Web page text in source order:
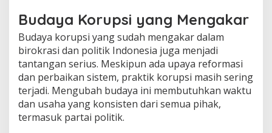
Budaya Korupsi yang Mengakar
Budaya korupsi yang sudah mengakar dalam
birokrasi dan politik Indonesia juga menjadi
tantangan serius. Meskipun ada upaya reformasi
dan perbaikan sistem, praktik korupsi masih sering
terjadi. Mengubah budaya ini membutuhkan waktu
dan usaha yang konsisten dari semua pihak,
termasuk partai politik.